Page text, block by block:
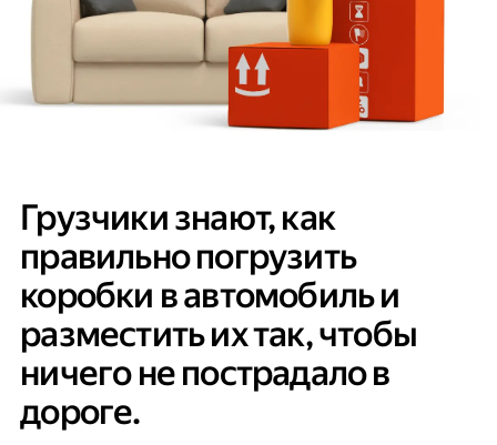
Грузчики знают, как
правильно погрузить
коробки в автомобиль и
разместить их так, чтобы
ничего не пострадало в
дороге.